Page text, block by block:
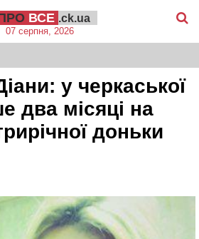
ВСЕ .ck.ua
07 серпня, 2026
у черкаської
два місяці на
доньки